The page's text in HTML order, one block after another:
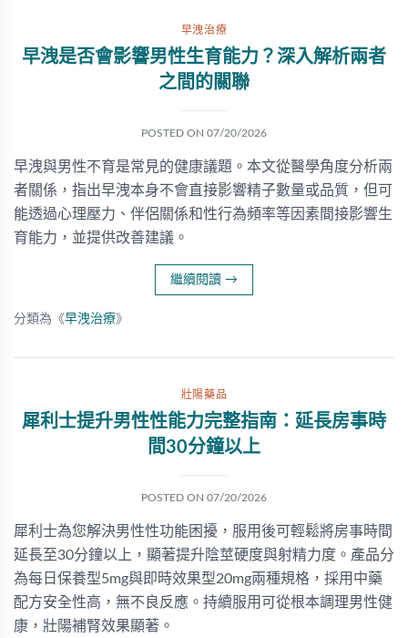
早洩治療
早洩是否會影響男性生育能力？深入解析兩者
之間的關聯
POSTED ON 07/20/2026
早洩與男性不育是常見的健康議題。本文從醫學角度分析兩
者關係，指出早洩本身不會直接影響精子數量或品質，但可
能透過心理壓力、伴侶關係和性行為頻率等因素間接影響生
育能力，並提供改善建議。
繼續閱讀 →
分類為《早洩治療》
壯陽藥品
犀利士提升男性性能力完整指南：延長房事時
間30分鐘以上
POSTED ON 07/20/2026
犀利士為您解決男性性功能困擾，服用後可輕鬆將房事時間
延長至30分鐘以上，顯著提升陰莖硬度與射精力度。產品分
為每日保養型5mg與即時效果型20mg兩種規格，採用中藥
配方安全性高，無不良反應。持續服用可從根本調理男性健
康，壯陽補腎效果顯著。